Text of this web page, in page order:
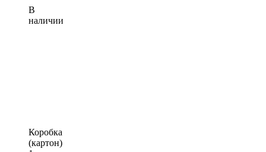
В
наличии
Коробка
(картон)